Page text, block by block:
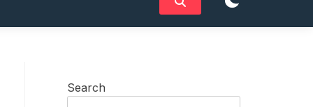
Search